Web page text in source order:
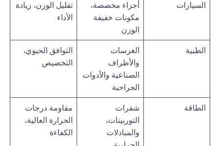
السيارات
أجزاء مخصصة،
مكونات خفيفة
الوزن
تقليل الوزن، زيادة
الأداء
الطبية
الغرسات
والأطراف
الصناعية والأدوات
الجراحية
التوافق الحيوي،
التخصيص
الطاقة
شفرات
التوربينات،
والمبادلات
مقاومة درجات
الحرارة العالية،
الكفاءة